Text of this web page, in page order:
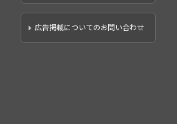
広告掲載についてのお問い合わせ